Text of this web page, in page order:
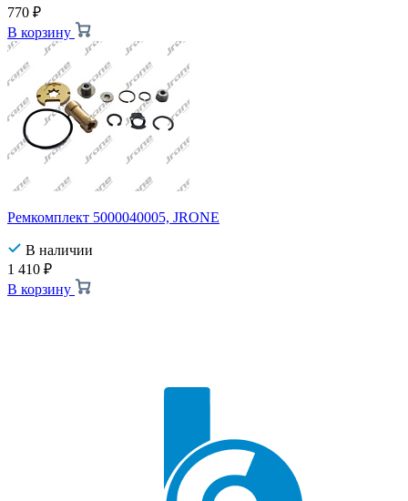
770 ₽
В корзину
Ремкомплект 5000040005, JRONE
В наличии
1 410 ₽
В корзину